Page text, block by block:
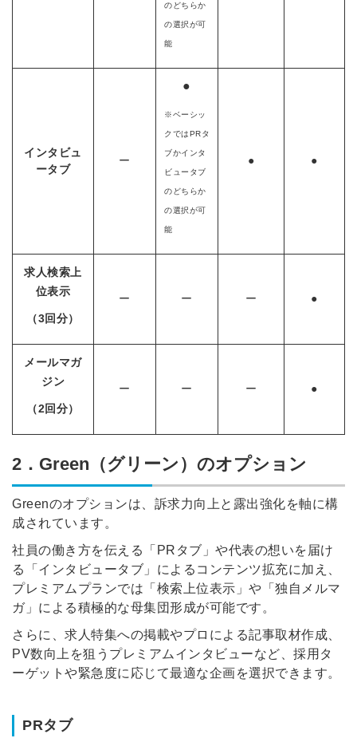
のどちらか
の選択が可
能
インタビュ
ータブ
ー
●
※ベーシッ
クではPRタ
ブかインタ
ビュータブ
のどちらか
の選択が可
能
● ●
求人検索上
位表示
（3回分）
ー ー ー ●
メールマガ
ジン
（2回分）
ー ー ー ●
2．Green（グリーン）のオプション
Greenのオプションは、訴求力向上と露出強化を軸に構
成されています。
社員の働き方を伝える「PRタブ」や代表の想いを届け
る「インタビュータブ」によるコンテンツ拡充に加え、
プレミアムプランでは「検索上位表示」や「独自メルマ
ガ」による積極的な母集団形成が可能です。
さらに、求人特集への掲載やプロによる記事取材作成、
PV数向上を狙うプレミアムインタビューなど、採用タ
ーゲットや緊急度に応じて最適な企画を選択できます。
PRタブ